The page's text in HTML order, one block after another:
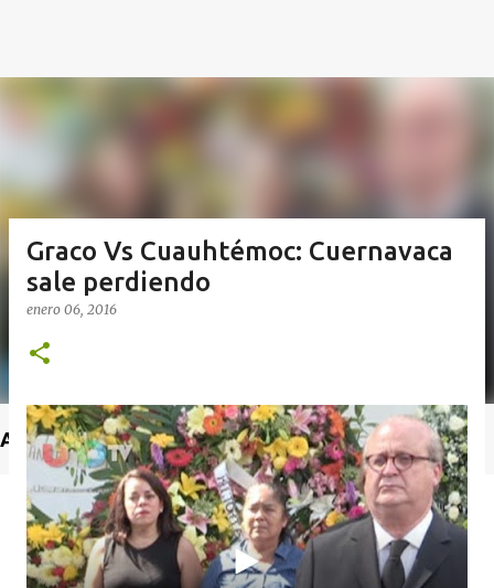
Anuncio
Graco Vs Cuauhtémoc: Cuernavaca
sale perdiendo
enero 06, 2016